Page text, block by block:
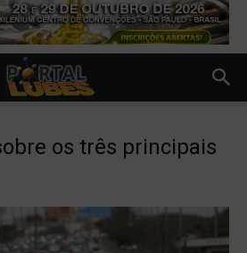
os três principais